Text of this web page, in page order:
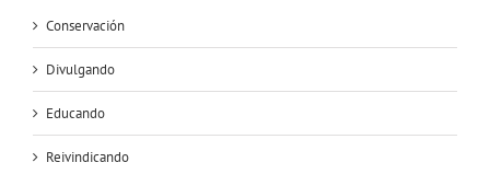
Conservación
Divulgando
Educando
Reivindicando